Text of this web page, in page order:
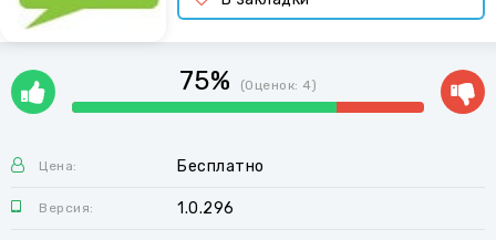
75% (Оценок:4)
Цена: Бесплатно
Версия: 1.0.296